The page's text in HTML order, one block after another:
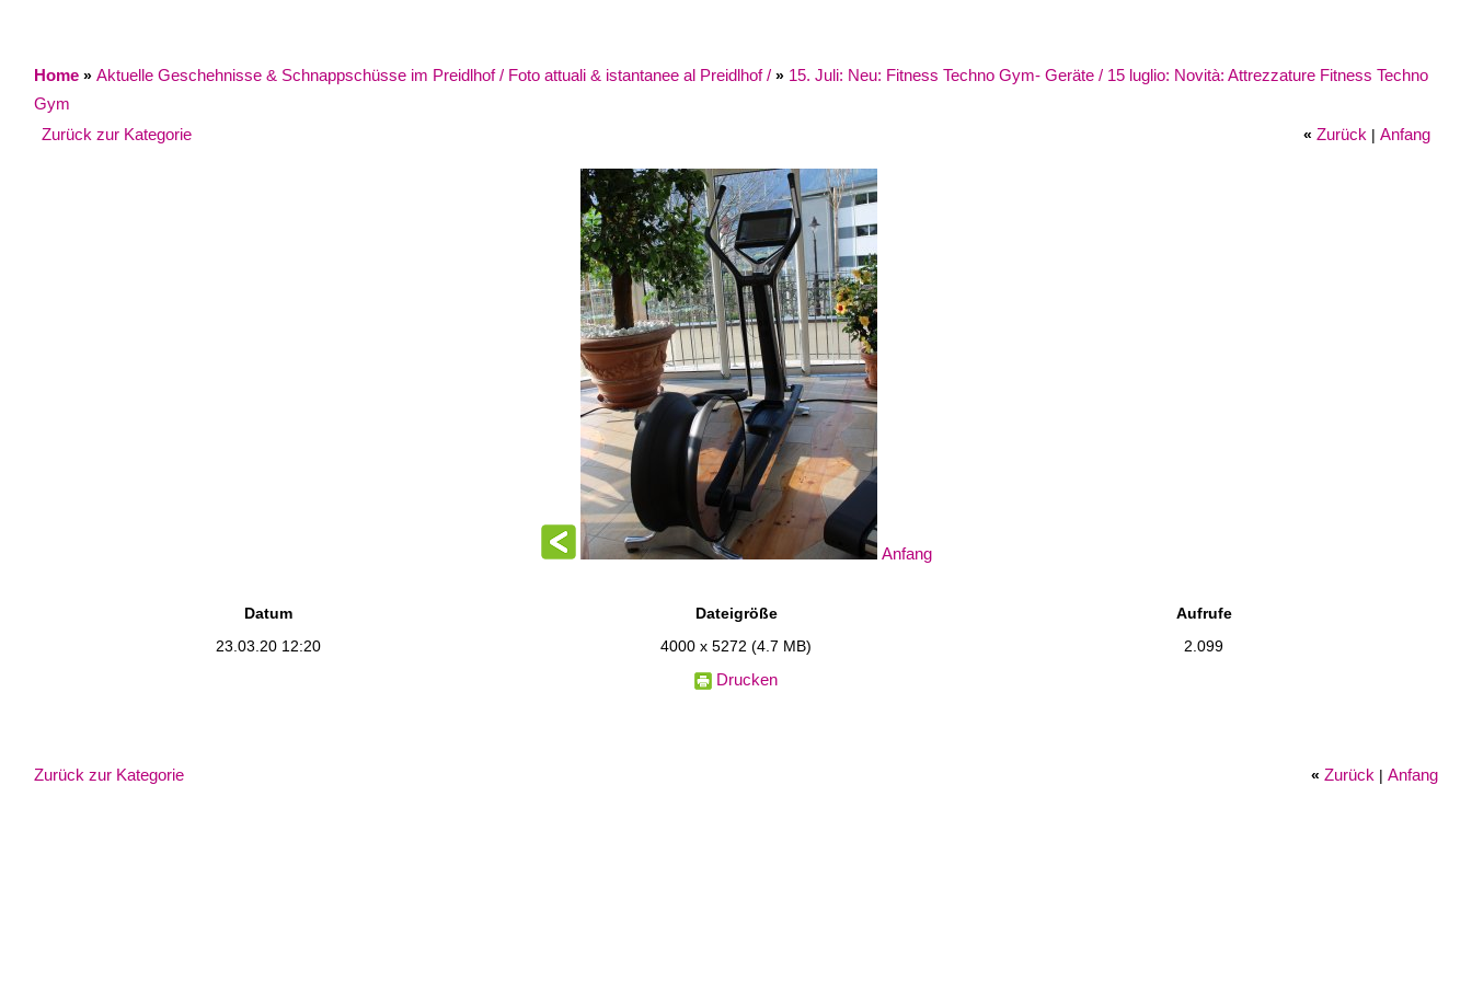
Home » Aktuelle Geschehnisse & Schnappschüsse im Preidlhof / Foto attuali & istantanee al Preidlhof / » 15. Juli: Neu: Fitness Techno Gym- Geräte / 15 luglio: Novità: Attrezzature Fitness Techno
Gym
« Zurück | Anfang
Zurück zur Kategorie
Anfang
Datum Dateigröße
Aufrufe
23.03.20 12:20
4000 x 5272 (4.7 MB) 2.099
Drucken
Zurück zur Kategorie « Zurück | Anfang